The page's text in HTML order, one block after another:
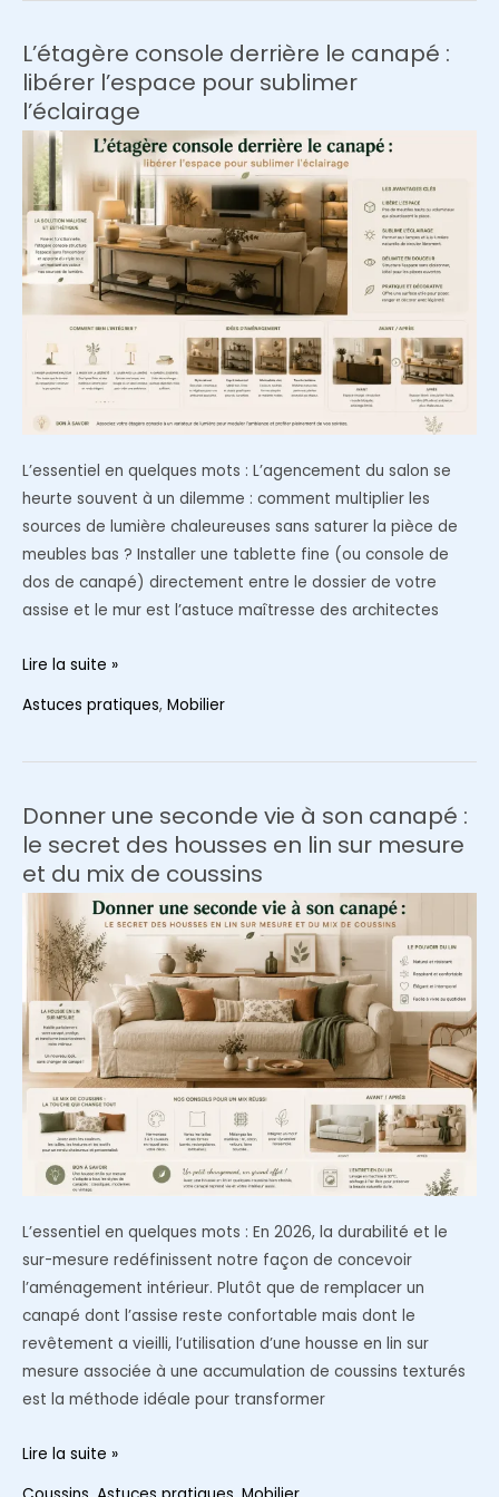
avec
de
la
cire
du
vernis
L’étagère console derrière le canapé :
libérer l’espace pour sublimer
l’éclairage
L’essentiel en quelques mots : L’agencement du salon se
heurte souvent à un dilemme : comment multiplier les
sources de lumière chaleureuses sans saturer la pièce de
meubles bas ? Installer une tablette fine (ou console de
dos de canapé) directement entre le dossier de votre
assise et le mur est l’astuce maîtresse des architectes
L’étagère
libérer
l’espace
pour
sublimer
l’éclairage
Lire la suite »
Astuces pratiques, Mobilier
Donner une seconde vie à son canapé :
le secret des housses en lin sur mesure
et du mix de coussins
L’essentiel en quelques mots : En 2026, la durabilité et le
sur-mesure redéfinissent notre façon de concevoir
l’aménagement intérieur. Plutôt que de remplacer un
canapé dont l’assise reste confortable mais dont le
revêtement a vieilli, l’utilisation d’une housse en lin sur
mesure associée à une accumulation de coussins texturés
est la méthode idéale pour transformer
Donner
Lire la suite »